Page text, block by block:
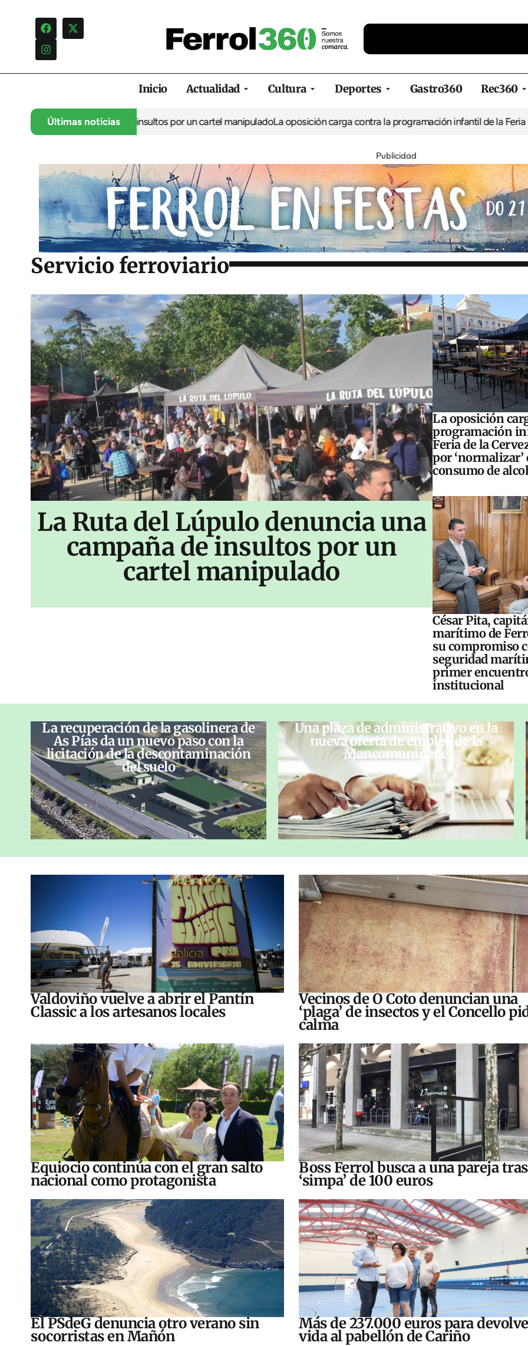
Inicio Actualidad Cultura Deportes Gastro360 Rec360
Últimas noticias
una campaña de insultos por un cartel manipuladoLa oposición carga contra la programación infantil de la Feria de la
Publicidad
Servicio ferroviario
La Ruta del Lúpulo denuncia una
campaña de insultos por un
cartel manipulado
La oposición
programación
Feria de la
por ‘normalizar’
consumo de
César Pita,
marítimo de
su compromiso
seguridad
primer
institucional
La recuperación de la gasolinera de
As Pías da un nuevo paso con la
licitación de la descontaminación
del suelo
Una plaza de administrativo en la
nueva oferta de empleo de la
Mancomunidade
Valdoviño vuelve a abrir el Pantín
Classic a los artesanos locales
Vecinos de O Coto denuncian una
‘plaga’ de insectos y el Concello
calma
Equiocio continúa con el gran salto
nacional como protagonista
Boss Ferrol busca a una pareja
‘simpa’ de 100 euros
El PSdeG denuncia otro verano sin
socorristas en Mañón
Más de 237.000 euros para
vida al pabellón de Cariño